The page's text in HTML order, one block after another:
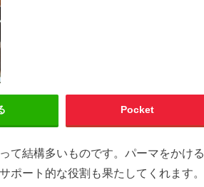
Pocket
て結構多いものです。パーマをかける
ート的な役割も果たしてくれます。